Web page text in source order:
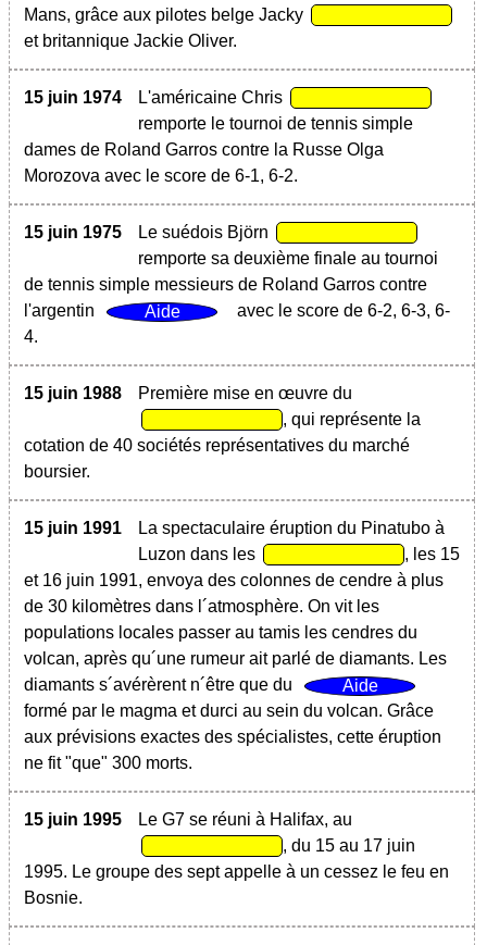
Mans, grâce aux pilotes belge Jacky
et britannique Jackie Oliver.
15 juin 1974
L'américaine Chris
remporte le tournoi de tennis simple
dames de Roland Garros contre la Russe Olga
Morozova avec le score de 6-1, 6-2.
15 juin 1975
Le suédois Björn
remporte sa deuxième finale au tournoi
de tennis simple messieurs de Roland Garros contre
l'argentin
avec le score de 6-2, 6-3, 6-
4.
15 juin 1988
Première mise en œuvre du
, qui représente la
cotation de 40 sociétés représentatives du marché
boursier.
15 juin 1991
La spectaculaire éruption du Pinatubo à
Luzon dans les
, les 15
et 16 juin 1991, envoya des colonnes de cendre à plus
de 30 kilomètres dans l´atmosphère. On vit les
populations locales passer au tamis les cendres du
volcan, après qu´une rumeur ait parlé de diamants. Les
diamants s´avérèrent n´être que du
formé par le magma et durci au sein du volcan. Grâce
aux prévisions exactes des spécialistes, cette éruption
ne fit "que" 300 morts.
15 juin 1995
Le G7 se réuni à Halifax, au
, du 15 au 17 juin
1995. Le groupe des sept appelle à un cessez le feu en
Bosnie.